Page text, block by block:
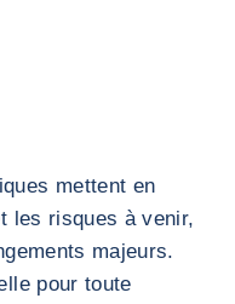
mettent en
les risques à venir,
majeurs.
pour toute